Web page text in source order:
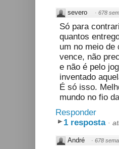
severo · 678
Só para
quantos
um no meio de
vence, não
e não é pelo
inventado
É só isso.
mundo no fio
Responder
1 resposta ·
André · 678